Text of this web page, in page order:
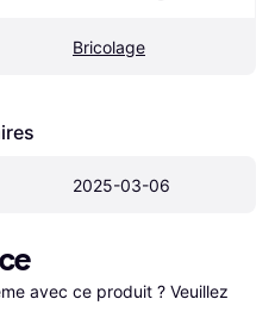
Bricolage
2025-03-06
avec ce produit ? Veuillez